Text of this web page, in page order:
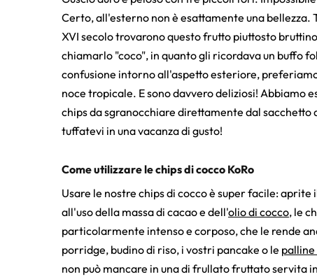
Certo, all'esterno non è esattamente una
XVI secolo trovarono questo frutto piuttosto
chiamarlo "coco", in quanto gli ricordava un buffo
confusione intorno all'aspetto esteriore,
noce tropicale. E sono davvero deliziosi! Abbiamo
chips da sgranocchiare direttamente dal sacchetto
tuffatevi in una vacanza di gusto!
Come utilizzare le chips di cocco KoRo
Usare le nostre chips di cocco è super facile:
all'uso della massa di cacao e dell'olio di cocco, le
particolarmente intenso e corposo, che le rende
porridge, budino di riso, i vostri pancake o le
non può mancare in una di frullato fruttato servita